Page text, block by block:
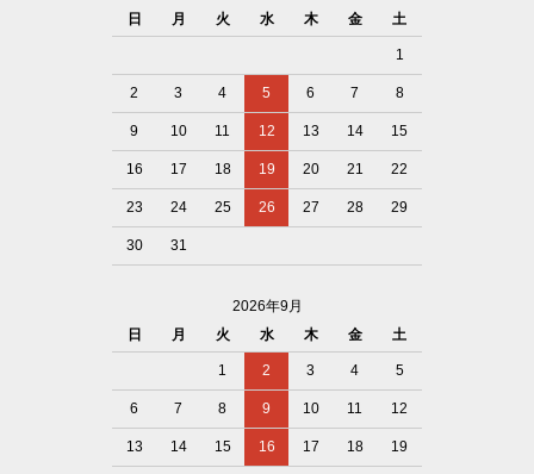
日
月 火 水 木 金 土
1
2 3 4 5 6 7 8
9 10 11 12 13 14 15
16 17 18 19 20 21 22
23 24 25 26 27 28 29
30 31
2026年9月
日
月 火 水 木 金 土
1 2 3 4 5
6 7 8 9 10 11 12
13 14 15 16 17 18 19